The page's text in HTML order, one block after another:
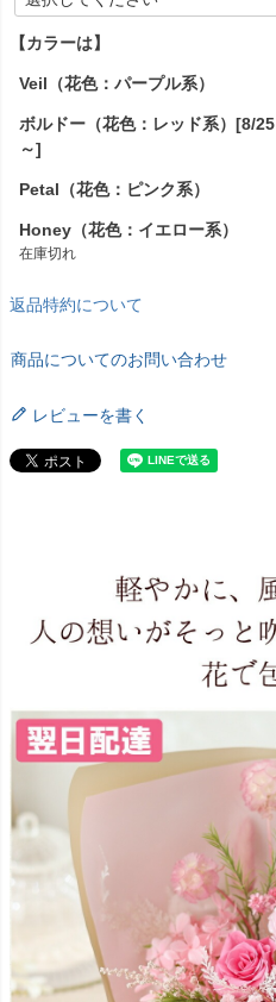
必
須
)
【カラーは】
Veil（花色：パープル系）
ボルドー（花色：レッド系）[8/25
～]
Petal（花色：ピンク系）
Honey（花色：イエロー系）
在庫切れ
返品特約について
商品についてのお問い合わせ
レビューを書く